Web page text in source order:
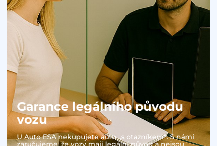
Garance legálního původu
vozu
U Auto ESA nekupujete auto „s otazníkem“. S námi
zaručujeme, že vozy mají legální původ a nejsou